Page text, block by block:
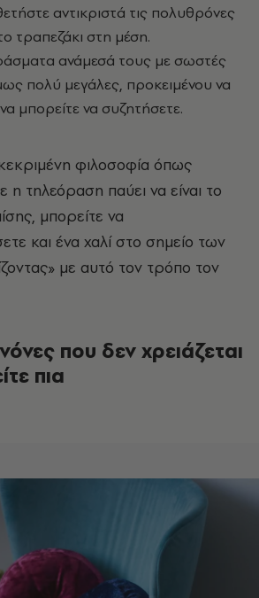
αντικριστά τις πολυθρόνες
τραπεζάκι στη μέση.
ανάμεσά τους με σωστές
πολύ μεγάλες, προκειμένου να
μπορείτε να συζητήσετε.
φιλοσοφία όπως
η τηλεόραση παύει να είναι το
μπορείτε να
και ένα χαλί στο σημείο των
με αυτό τον τρόπο τον
που δεν χρειάζεται
πια